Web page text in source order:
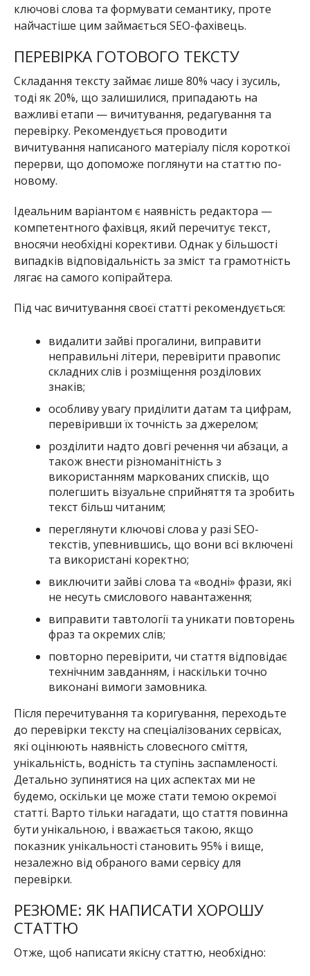
ключові слова та формувати семантику, проте
найчастіше цим займається SEO-фахівець.
ПЕРЕВІРКА ГОТОВОГО ТЕКСТУ
Складання тексту займає лише 80% часу і зусиль,
тоді як 20%, що залишилися, припадають на
важливі етапи — вичитування, редагування та
перевірку. Рекомендується проводити
вичитування написаного матеріалу після короткої
перерви, що допоможе поглянути на статтю по-
новому.
Ідеальним варіантом є наявність редактора —
компетентного фахівця, який перечитує текст,
вносячи необхідні корективи. Однак у більшості
випадків відповідальність за зміст та грамотність
лягає на самого копірайтера.
Під час вичитування своєї статті рекомендується:
видалити зайві прогалини, виправити
неправильні літери, перевірити правопис
складних слів і розміщення розділових
знаків;
особливу увагу приділити датам та цифрам,
перевіривши їх точність за джерелом;
розділити надто довгі речення чи абзаци, а
також внести різноманітність з
використанням маркованих списків, що
полегшить візуальне сприйняття та зробить
текст більш читаним;
переглянути ключові слова у разі SEO-
текстів, упевнившись, що вони всі включені
та використані коректно;
виключити зайві слова та «водні» фрази, які
не несуть смислового навантаження;
виправити тавтології та уникати повторень
фраз та окремих слів;
повторно перевірити, чи стаття відповідає
технічним завданням, і наскільки точно
виконані вимоги замовника.
Після перечитування та коригування, переходьте
до перевірки тексту на спеціалізованих сервісах,
які оцінюють наявність словесного сміття,
унікальність, водність та ступінь заспамленості.
Детально зупинятися на цих аспектах ми не
будемо, оскільки це може стати темою окремої
статті. Варто тільки нагадати, що стаття повинна
бути унікальною, і вважається такою, якщо
показник унікальності становить 95% і вище,
незалежно від обраного вами сервісу для
перевірки.
РЕЗЮМЕ: ЯК НАПИСАТИ ХОРОШУ
СТАТТЮ
Отже, щоб написати якісну статтю, необхідно: